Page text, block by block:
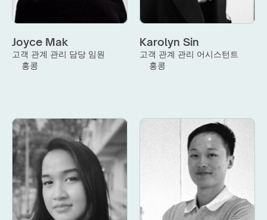
Joyce Mak
고객 관계 관리 담당 임원
홍콩
Karolyn Sin
고객 관계 관리 어시스턴트
홍콩